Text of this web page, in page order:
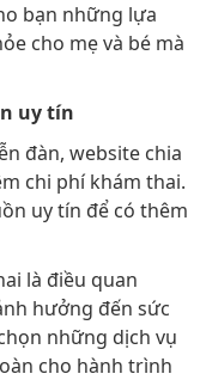
bạn những lựa
cho mẹ và bé mà
uy tín
đàn, website chia
chi phí khám thai.
uy tín để có thêm
là điều quan
hưởng đến sức
những dịch vụ
cho hành trình